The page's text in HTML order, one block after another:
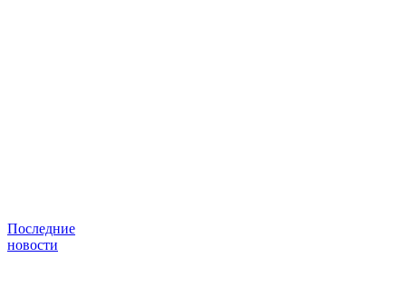
Последние
новости